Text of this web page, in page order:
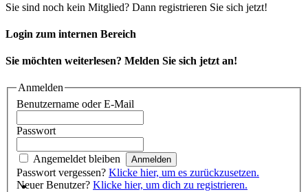
Sie sind noch kein Mitglied? Dann registrieren Sie sich jetzt!
Login zum internen Bereich
Sie möchten weiterlesen? Melden Sie sich jetzt an!
Anmelden
Benutzername oder E-Mail
Passwort
Angemeldet bleiben
Passwort vergessen? Klicke hier, um es zurückzusetzen.
Neuer Benutzer? Klicke hier, um dich zu registrieren.